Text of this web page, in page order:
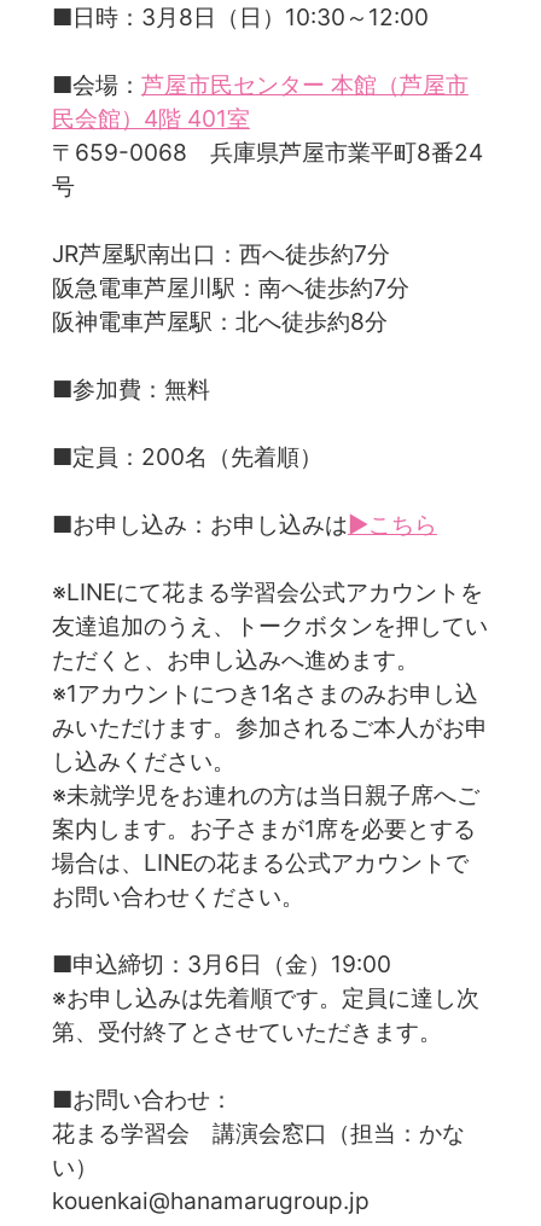
■日時：3月8日（日）10:30～12:00
■会場： 芦屋市民センター 本館（芦屋市
民会館）4階 401室
〒659-0068 兵庫県芦屋市業平町8番24
号
JR芦屋駅南出口：西へ徒歩約7分
阪急電車芦屋川駅：南へ徒歩約7分
阪神電車芦屋駅：北へ徒歩約8分
■参加費：無料
■定員：200名（先着順）
■お申し込み：お申し込みは▶こちら
※LINEにて花まる学習会公式アカウントを
友達追加のうえ、トークボタンを押してい
ただくと、お申し込みへ進めます。
※1アカウントにつき1名さまのみお申し込
みいただけます。参加されるご本人がお申
し込みください。
※未就学児をお連れの方は当日親子席へご
案内します。お子さまが1席を必要とする
場合は、LINEの花まる公式アカウントで
お問い合わせください。
■申込締切：3月6日（金）19:00
※お申し込みは先着順です。定員に達し次
第、受付終了とさせていただきます。
■お問い合わせ：
花まる学習会 講演会窓口（担当：かな
い）
kouenkai@hanamarugroup.jp